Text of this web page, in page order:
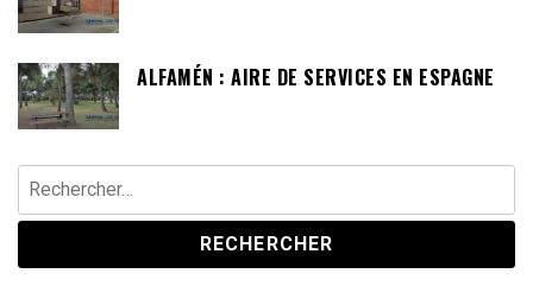
ALFAMÉN : AIRE DE SERVICES EN ESPAGNE
Rechercher :